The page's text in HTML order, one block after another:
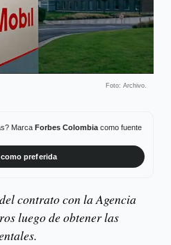
Foto: Archivo.
Marca Forbes Colombiacomo fuente
como preferida
contrato con la Agencia
luego de obtener las